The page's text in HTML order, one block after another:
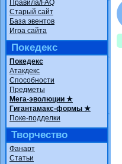
Правила/FAQ
Старый сайт
База эвентов
Игра сайта
Покедекс
Покедекс
Атакдекс
Способности
Предметы
Мега-эволюции ★
Гигантамакс-формы ★
Поке-подделки
Творчество
Фанарт
Статьи